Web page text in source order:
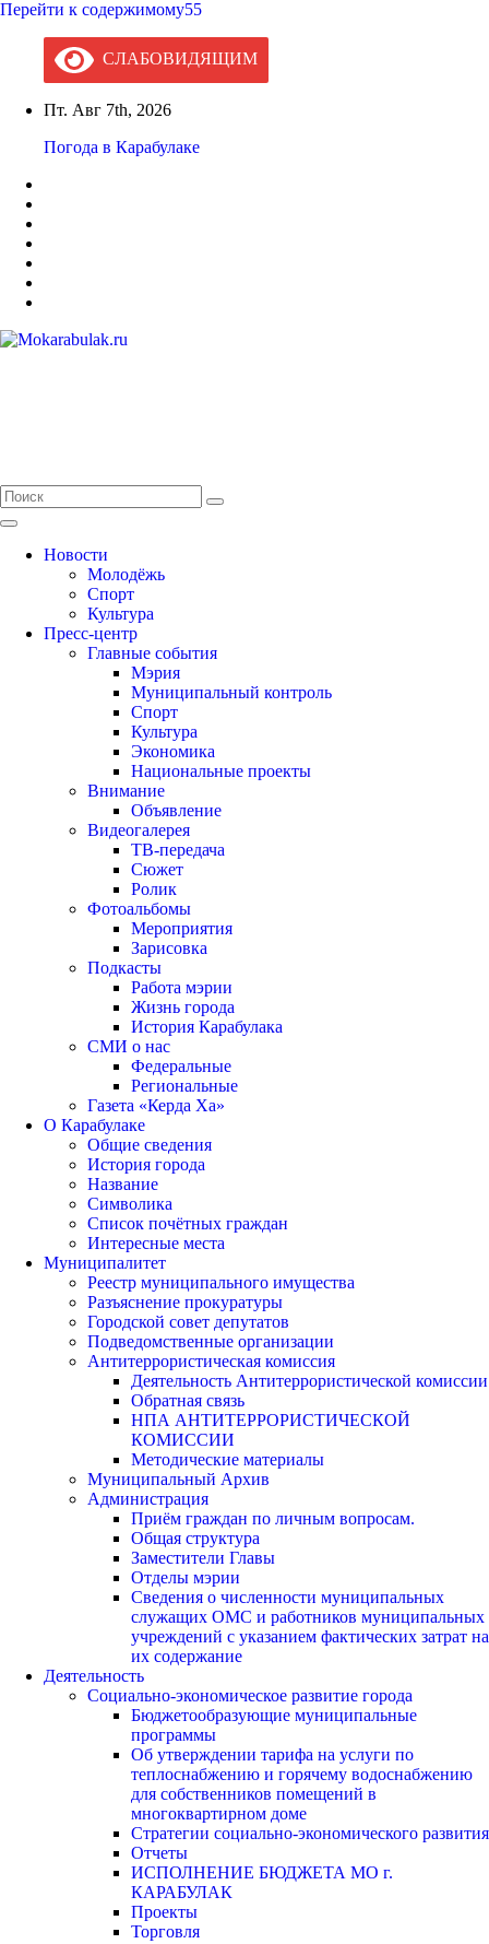
Перейти к содержимому55
СЛАБОВИДЯЩИМ
Пт. Авг 7th, 2026
Погода в Карабулаке
Новости
Молодёжь
Спорт
Культура
Пресс-центр
Главные события
Мэрия
Муниципальный контроль
Спорт
Культура
Экономика
Национальные проекты
Внимание
Объявление
Видеогалерея
ТВ-передача
Сюжет
Ролик
Фотоальбомы
Мероприятия
Зарисовка
Подкасты
Работа мэрии
Жизнь города
История Карабулака
СМИ о нас
Федеральные
Региональные
Газета «Керда Ха»
О Карабулаке
Общие сведения
История города
Название
Символика
Список почётных граждан
Интересные места
Муниципалитет
Реестр муниципального имущества
Разъяснение прокуратуры
Городской совет депутатов
Подведомственные организации
Антитеррористическая комиссия
Деятельность Антитеррористической комиссии
Обратная связь
НПА АНТИТЕРРОРИСТИЧЕСКОЙ
КОМИССИИ
Методические материалы
Муниципальный Архив
Администрация
Приём граждан по личным вопросам.
Общая структура
Заместители Главы
Отделы мэрии
Сведения о численности муниципальных
служащих ОМС и работников муниципальных
учреждений с указанием фактических затрат на
их содержание
Деятельность
Социально-экономическое развитие города
Бюджетообразующие муниципальные
программы
Об утверждении тарифа на услуги по
теплоснабжению и горячему водоснабжению
для собственников помещений в
многоквартирном доме
Стратегии социально-экономического развития
Отчеты
ИСПОЛНЕНИЕ БЮДЖЕТА МО г.
КАРАБУЛАК
Проекты
Торговля